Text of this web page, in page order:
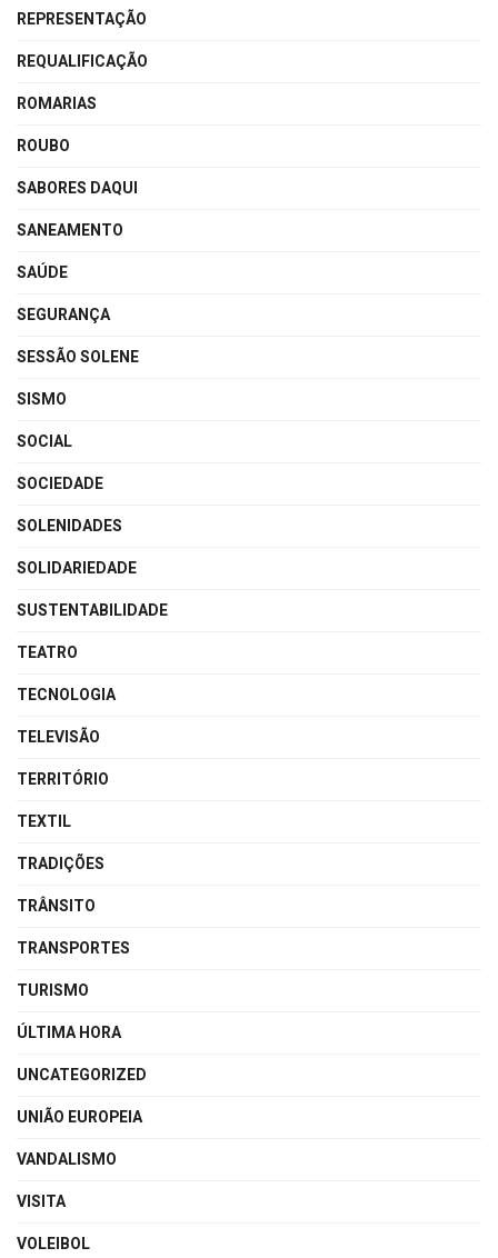
REPRESENTAÇÃO
REQUALIFICAÇÃO
ROMARIAS
ROUBO
SABORES DAQUI
SANEAMENTO
SAÚDE
SEGURANÇA
SESSÃO SOLENE
SISMO
SOCIAL
SOCIEDADE
SOLENIDADES
SOLIDARIEDADE
SUSTENTABILIDADE
TEATRO
TECNOLOGIA
TELEVISÃO
TERRITÓRIO
TEXTIL
TRADIÇÕES
TRÂNSITO
TRANSPORTES
TURISMO
ÚLTIMA HORA
UNCATEGORIZED
UNIÃO EUROPEIA
VANDALISMO
VISITA
VOLEIBOL